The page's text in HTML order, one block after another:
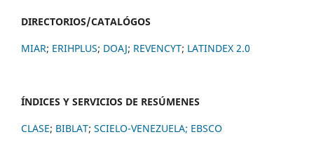
DIRECTORIOS/CATALÓGOS
MIAR; ERIHPLUS; DOAJ; REVENCYT; LATINDEX 2.0
ÍNDICES Y SERVICIOS DE RESÚMENES
CLASE; BIBLAT; SCIELO-VENEZUELA; EBSCO